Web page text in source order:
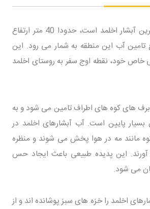
آبشار دوم که اصلی ترین آبشار اخلمد است، حدودا 40 متر ارتفاع
تامین آب این منطقه به شمار می رود. این
خاص خود، نقطه اوج سفر به روستای اخلمد
های کوه های اطراف تامین می شود و به
پایین است. آب آبشارهای اخلمد در
مانند مه در هوا پخش می شوند و منظره
این پدیده طبیعی باعث ایجاد حس
می شود.
اخلمد را خزه های سبز پوشانده اند و از